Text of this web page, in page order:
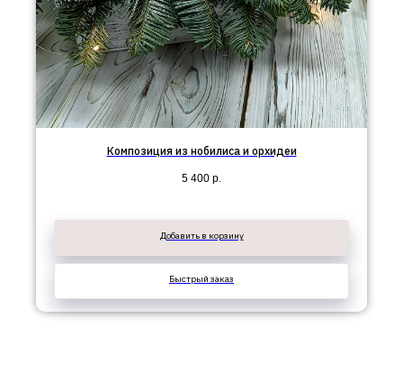
Композиция из нобилиса и орхидеи
5 400 р.
Добавить в корзину
Быстрый заказ